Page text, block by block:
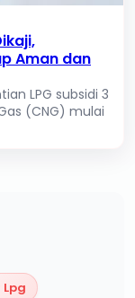
Aman dan
LPG subsidi 3
(CNG) mulai
Lpg